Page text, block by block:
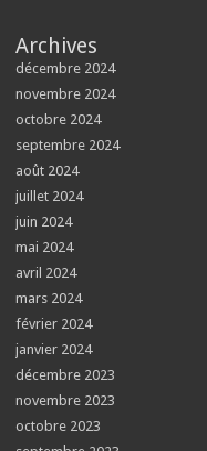
Archives
décembre 2024
novembre 2024
octobre 2024
septembre 2024
août 2024
juillet 2024
juin 2024
mai 2024
avril 2024
mars 2024
février 2024
janvier 2024
décembre 2023
novembre 2023
octobre 2023